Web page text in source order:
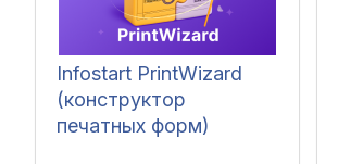
Infostart PrintWizard
(конструктор
печатных форм)